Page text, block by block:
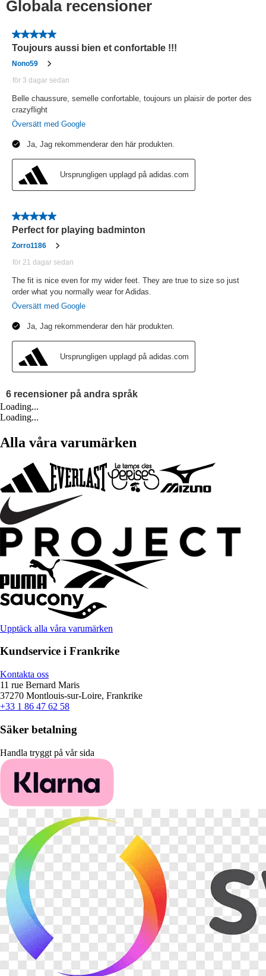
Loading...
Loading...
Alla våra varumärken
Upptäck alla våra varumärken
Kundservice i Frankrike
Kontakta oss
11 rue Bernard Maris
37270 Montlouis-sur-Loire, Frankrike
+33 1 86 47 62 58
Säker betalning
Handla tryggt på vår sida